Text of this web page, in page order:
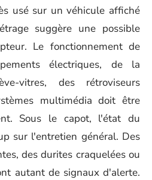
usé sur un véhicule affiché
suggère une possible
Le fonctionnement de
électriques, de la
vitres, des rétroviseurs
multimédia doit être
Sous le capot, l'état du
sur l'entretien général. Des
des durites craquelées ou
autant de signaux d'alerte.